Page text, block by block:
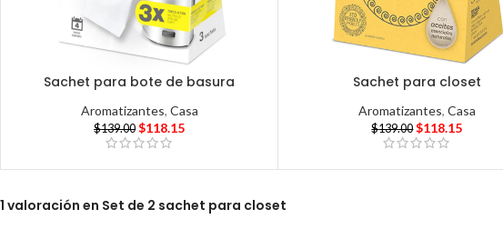
Sachet para bote de basura
Aromatizantes, Casa
$139.00 $118.15
Sachet para closet
Aromatizantes, Casa
$139.00 $118.15
1 valoración en Set de 2 sachet para closet